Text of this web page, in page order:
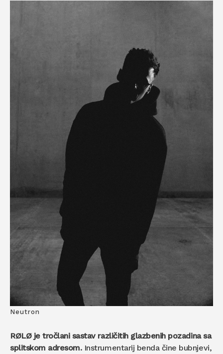
Neutron
RØLØ je tročlani sastav različitih glazbenih pozadina sa
splitskom adresom. Instrumentarij benda čine bubnjevi,